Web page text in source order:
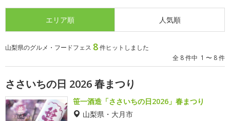
エリア順 人気順
山梨県のグルメ・フードフェス 8件ヒットしました
全 8 件中 1 〜 8 件
ささいちの日 2026 春まつり
笹一酒造「ささいちの日2026」春まつり
山梨県・大月市